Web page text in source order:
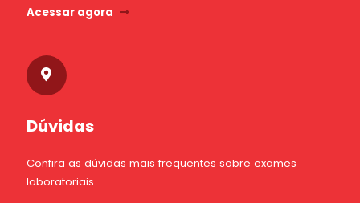
Acessar agora
Dúvidas
Confira as dúvidas mais frequentes sobre exames
laboratoriais